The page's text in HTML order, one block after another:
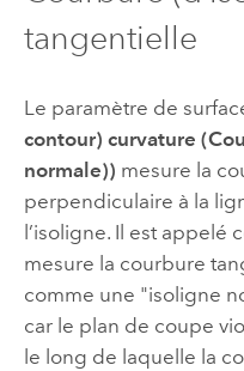
tangentielle
Le paramètre de
contour) curvature
normale)) mesure la
perpendiculaire à la
l’isoligne. Il est appelé
mesure la courbure
comme une "isoligne
car le plan de coupe
le long de laquelle la